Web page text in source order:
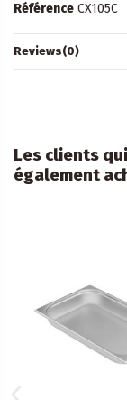
Référence CX105C
Reviews(0)
Les clients
également